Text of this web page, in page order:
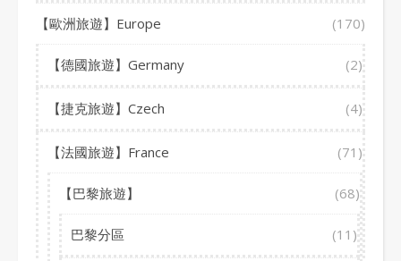
【歐洲旅遊】Europe (170)
【德國旅遊】Germany (2)
【捷克旅遊】Czech (4)
【法國旅遊】France (71)
【巴黎旅遊】 (68)
巴黎分區 (11)